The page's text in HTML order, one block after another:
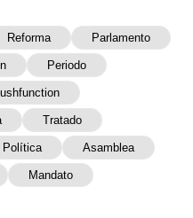
Reforma Parlamento
Periodo
Tratado
Política Asamblea
Mandato